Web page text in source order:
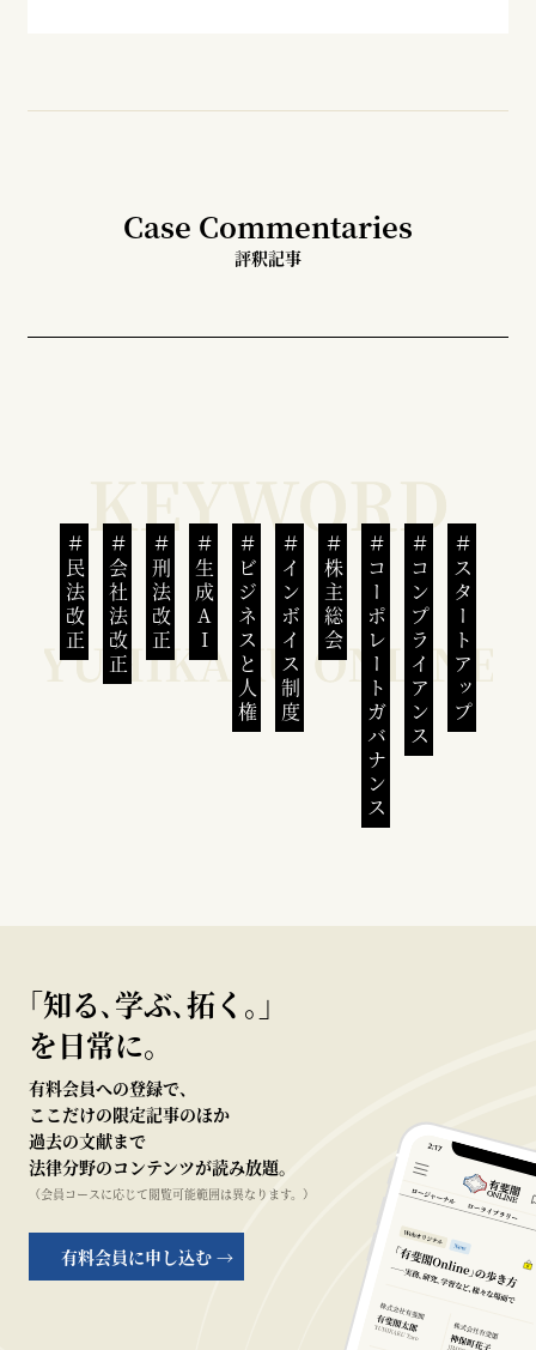
Case Commentaries
評釈記事
民法改正 会社法改正 刑法改正 生成AI ビジネスと人権インボイス制度 株主総会 コーポレートガバナンスコンプライアンススタートアップ
｢知る､学ぶ､拓く｡｣
を日常に。
有料会員への登録で、
ここだけの限定記事のほか
過去の文献まで
法律分野のコンテンツが読み放題。
（会員コースに応じて閲覧可能範囲は異なります。）
有料会員に申し込む →